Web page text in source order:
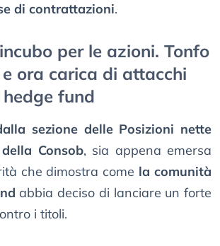
di contrattazioni.
per le azioni. Tonfo
ora carica di attacchi
fund
sezione delle Posizioni nette
Consob, sia appena emersa
che dimostra come la comunità
abbia deciso di lanciare un forte
i titoli.